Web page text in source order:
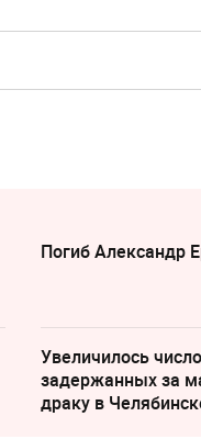
Погиб Александр
Увеличилось число
задержанных за
драку в